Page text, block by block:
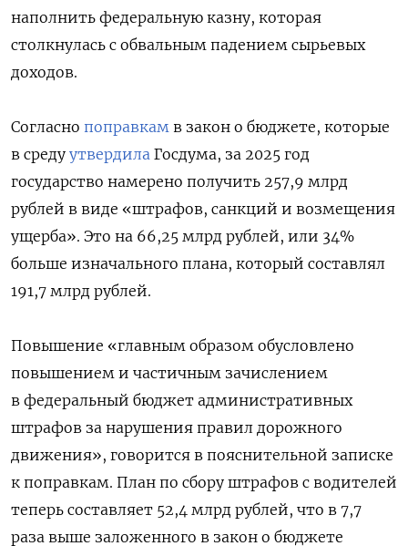
наполнить федеральную казну, которая
столкнулась с обвальным падением сырьевых
доходов.
Согласно поправкам в закон о бюджете, которые
в среду утвердила Госдума, за 2025 год
государство намерено получить 257,9 млрд
рублей в виде «штрафов, санкций и возмещения
ущерба». Это на 66,25 млрд рублей, или 34%
больше изначального плана, который составлял
191,7 млрд рублей.
Повышение «главным образом обусловлено
повышением и частичным зачислением
в федеральный бюджет административных
штрафов за нарушения правил дорожного
движения», говорится в пояснительной записке
к поправкам. План по сбору штрафов с водителей
теперь составляет 52,4 млрд рублей, что в 7,7
раза выше заложенного в закон о бюджете